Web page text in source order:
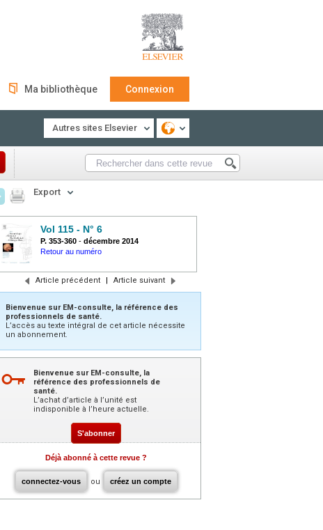
Ma bibliothèque Connexion
Autres sites Elsevier
Export
Vol 115 - N° 6
P. 353-360 - décembre 2014
Retour au numéro
Article précédent | Article suivant
Bienvenue sur EM-consulte, la référence des
professionnels de santé.
L’accès au texte intégral de cet article nécessite
un abonnement.
Bienvenue sur EM-consulte, la
référence des professionnels de
santé.
L’achat d’article à l’unité est
indisponible à l’heure actuelle.
S'abonner
Déjà abonné à cette revue ?
connectez-vous ou créez un compte